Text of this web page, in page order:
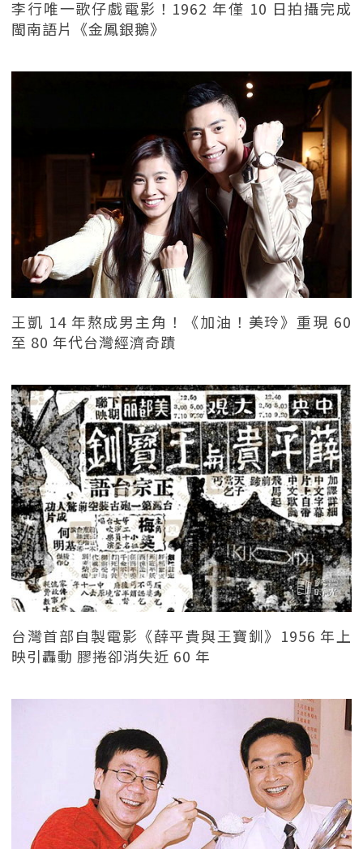
李行唯一歌仔戲電影！1962 年僅 10 日拍攝完成
閩南語片《金鳳銀鵝》
王凱 14 年熬成男主角！《加油！美玲》重現 60
至 80 年代台灣經濟奇蹟
台灣首部自製電影《薛平貴與王寶釧》1956 年上
映引轟動 膠捲卻消失近 60 年